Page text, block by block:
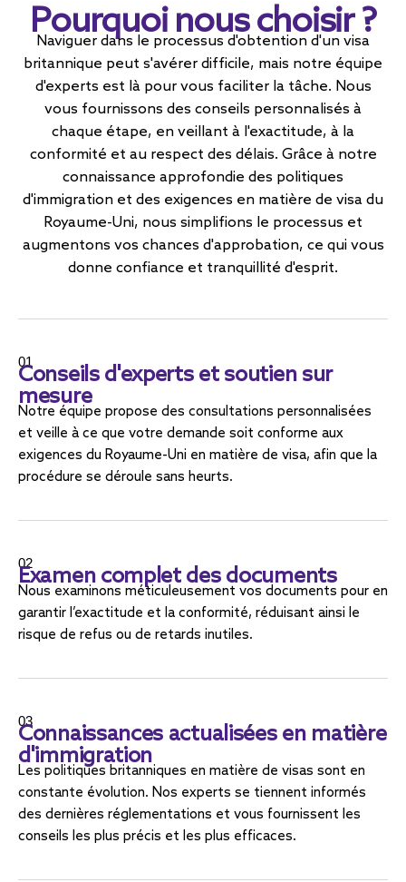
Pourquoi nous choisir ?
Naviguer dans le processus d'obtention d'un visa
britannique peut s'avérer difficile, mais notre équipe
d'experts est là pour vous faciliter la tâche. Nous
vous fournissons des conseils personnalisés à
chaque étape, en veillant à l'exactitude, à la
conformité et au respect des délais. Grâce à notre
connaissance approfondie des politiques
d'immigration et des exigences en matière de visa du
Royaume-Uni, nous simplifions le processus et
augmentons vos chances d'approbation, ce qui vous
donne confiance et tranquillité d'esprit.
01
Conseils d'experts et soutien sur
mesure
Notre équipe propose des consultations personnalisées
et veille à ce que votre demande soit conforme aux
exigences du Royaume-Uni en matière de visa, afin que la
procédure se déroule sans heurts.
02
Examen complet des documents
Nous examinons méticuleusement vos documents pour en
garantir l’exactitude et la conformité, réduisant ainsi le
risque de refus ou de retards inutiles.
03
Connaissances actualisées en matière
d'immigration
Les politiques britanniques en matière de visas sont en
constante évolution. Nos experts se tiennent informés
des dernières réglementations et vous fournissent les
conseils les plus précis et les plus efficaces.